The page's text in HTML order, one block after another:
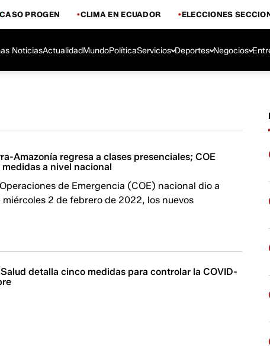
PROGEN CLIMA EN ECUADOR ELECCIONES
NoticiasActualidadMundoPolíticaServicios Deportes Negocios
Amazonía regresa a clases presenciales; COE
a nivel nacional
de Emergencia (COE) nacional dio a
miércoles 2 de febrero de 2022, los nuevos
detalla cinco medidas para controlar la COVID-